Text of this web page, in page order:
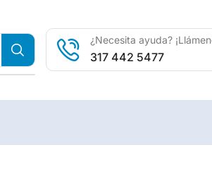
¿Necesita ayuda?
317 442 5477